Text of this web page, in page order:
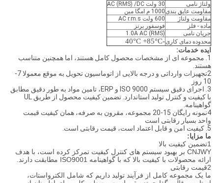
ولتاژ نامی
30 ولت AC (RMS) /DC
مقاومت عایق بندی1000 م امگا مین
مقاومت ولتاژ
600 ولت AC r.m.s
ماده - فلز
فوسفور برنز
جریان نامی
1.0A AC (RMS)
محدوده دمای کاری-40°C +85°C
ایده خدمات:
1. مجموعه ای از مشخصات محصول کامل هستند، اما همچنین متناسب
هستند.
2تجهیزات وارداتی و درجه بالایی از اتوماسیون تحویل به موقع معمولا 7-
10 روز
3. اجرای دقیق سیستم ISO 9000 و ERP، تامین مواد به طور دقیق مطابق
با کیفیت و کنترل تولید استاندارد. تضمین کیفیت محصول از طریق UL
گواهینامه.
4نمونه رایگان 15-20 مجموعه، مقرون به صرفه، همان کیفیت قیمت
واحد بسیار رقابتی است
5. کیفیت امن و قابل اعتماد است، قیمت رقابتی است.
ما مزایا:
1تضمین کیفیت بالا
CNJWY بر بهبود سیستم های کنترل کیفیت تمرکز کرده است، با هدف
ارائه محصولات با کیفیت بالا که با گواهینامه ISO9001 مطابقت دارند.
2قیمت رقابتی
ما یک مجموعه کامل از فرآیند تولید داریم که شامل الکترواستات،